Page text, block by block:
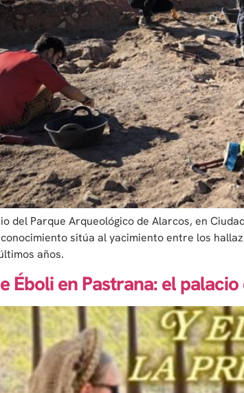
del Parque Arqueológico de Alarcos, en
sitúa al yacimiento entre los
años.
Éboli en Pastrana: el